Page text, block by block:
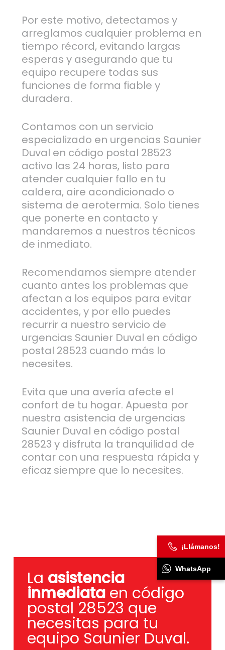
Por este motivo, detectamos y
arreglamos cualquier problema en
tiempo récord, evitando largas
esperas y asegurando que tu
equipo recupere todas sus
funciones de forma fiable y
duradera.
Contamos con un servicio
especializado en urgencias Saunier
Duval en código postal 28523
activo las 24 horas, listo para
atender cualquier fallo en tu
caldera, aire acondicionado o
sistema de aerotermia. Solo tienes
que ponerte en contacto y
mandaremos a nuestros técnicos
de inmediato.
Recomendamos siempre atender
cuanto antes los problemas que
afectan a los equipos para evitar
accidentes, y por ello puedes
recurrir a nuestro servicio de
urgencias Saunier Duval en código
postal 28523 cuando más lo
necesites.
Evita que una avería afecte el
confort de tu hogar. Apuesta por
nuestra asistencia de urgencias
Saunier Duval en código postal
28523 y disfruta la tranquilidad de
contar con una respuesta rápida y
eficaz siempre que lo necesites.
La asistencia
inmediataen código
postal 28523 que
necesitas para tu
equipo Saunier Duval.
¡Llámanos!
WhatsApp